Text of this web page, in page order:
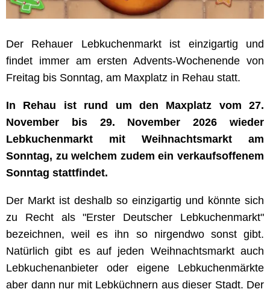
Der Rehauer Lebkuchenmarkt ist einzigartig und
findet immer am ersten Advents-Wochenende von
Freitag bis Sonntag, am Maxplatz in Rehau statt.
In Rehau ist rund um den Maxplatz vom 27.
November bis 29. November 2026 wieder
Lebkuchenmarkt mit Weihnachtsmarkt am
Sonntag, zu welchem zudem ein verkaufsoffenem
Sonntag stattfindet.
Der Markt ist deshalb so einzigartig und könnte sich
zu Recht als "Erster Deutscher Lebkuchenmarkt"
bezeichnen, weil es ihn so nirgendwo sonst gibt.
Natürlich gibt es auf jeden Weihnachtsmarkt auch
Lebkuchenanbieter oder eigene Lebkuchenmärkte
aber dann nur mit Lebküchnern aus dieser Stadt. Der